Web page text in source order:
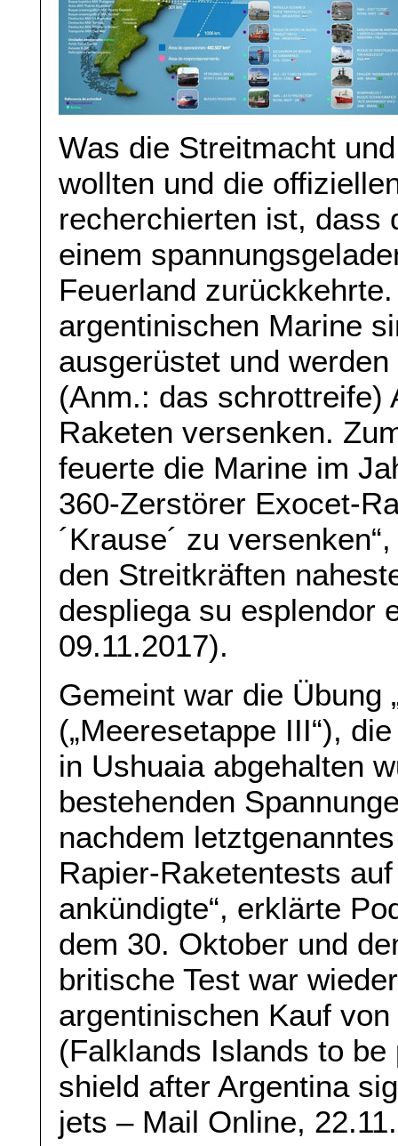
Was die Streitmacht
wollten und die
recherchierten ist, dass
einem
Feuerland
argentinischen Marine
ausgerüstet und
(Anm.: das schrottreife)
Raketen versenken.
feuerte die Marine im
360-Zerstörer Exocet-
´Krause´ zu
den Streitkräften
despliega su esplendor
09.11.2017).
Gemeint war die Übung
(„Meeresetappe III“),
in Ushuaia abgehalten
bestehenden
nachdem
Rapier-Raketentests
ankündigte“, erklärte
dem 30. Oktober und
britische Test war
argentinischen Kauf
(Falklands Islands to
shield after Argentina
jets – Mail Online,